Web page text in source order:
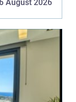
August 2026